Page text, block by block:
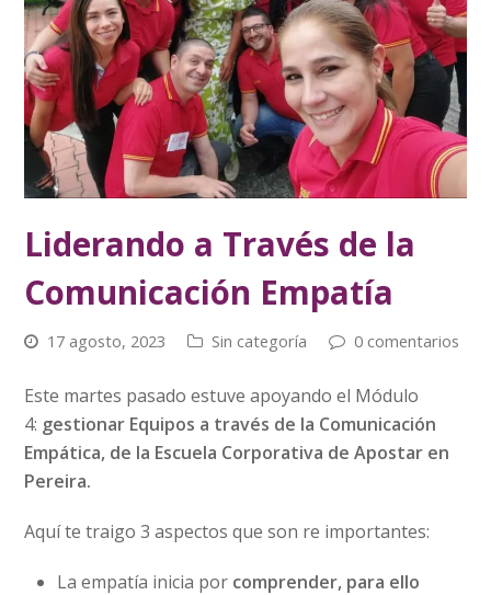
Liderando a Través de la
Comunicación Empatía
17 agosto, 2023 Sin categoría 0 comentarios
Este martes pasado estuve apoyando el Módulo
4: gestionar Equipos a través de la Comunicación
Empática, de la Escuela Corporativa de Apostar en
Pereira.
Aquí te traigo 3 aspectos que son re importantes:
La empatía inicia por comprender, para ello